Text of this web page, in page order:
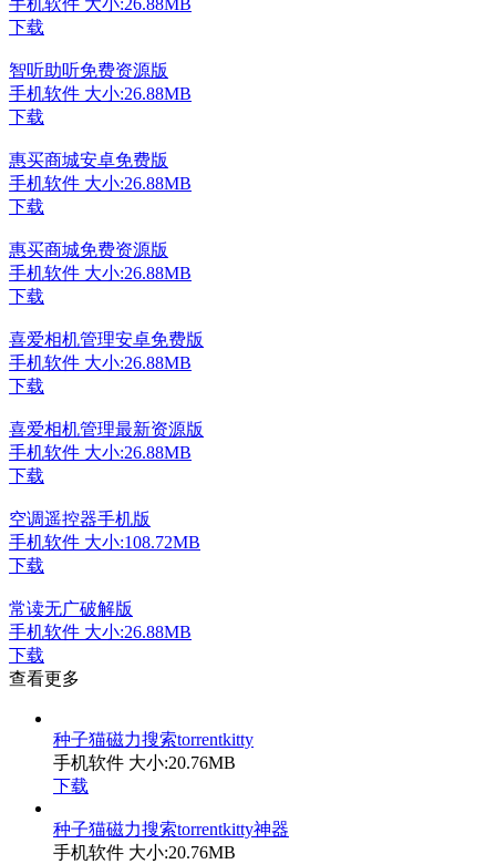
下载
智听助听免费资源版
手机软件 大小:26.88MB
下载
惠买商城安卓免费版
手机软件 大小:26.88MB
下载
惠买商城免费资源版
手机软件 大小:26.88MB
下载
喜爱相机管理安卓免费版
手机软件 大小:26.88MB
下载
喜爱相机管理最新资源版
手机软件 大小:26.88MB
下载
空调遥控器手机版
手机软件 大小:108.72MB
下载
常读无广破解版
手机软件 大小:26.88MB
下载
查看更多
种子猫磁力搜索torrentkitty
手机软件 大小:20.76MB
下载
种子猫磁力搜索torrentkitty神器
手机软件 大小:20.76MB